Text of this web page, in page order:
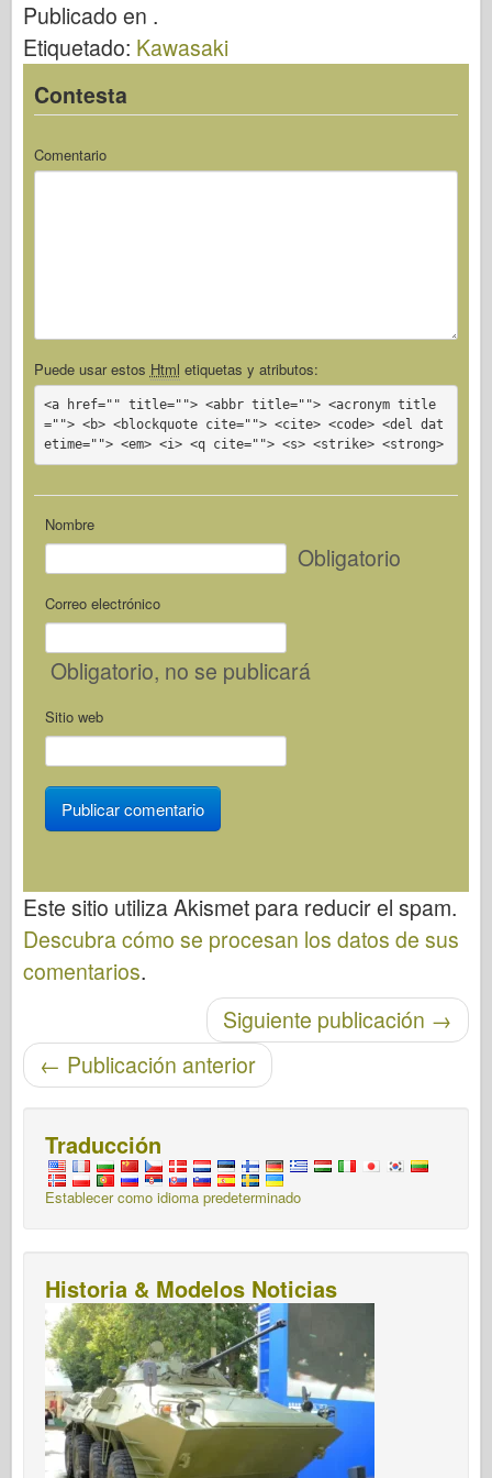
Bronco
Afición cibernética
Dragón
Eduard
Heller
HobbyBoss
Modelos IBG
Icm
Italeri
Leyenda
Modelo Meng
Tamiya
Trompetista
Zvezda
Caminar alrededor
Libros
Contacto
le Journal
Los kits
o
o
k
n
Publicado en .
Etiquetado: Kawasaki
Contesta
Comentario
Puede usar estos Html etiquetas y atributos:
<a href="" title=""> <abbr title=""> <acronym title
=""> <b> <blockquote cite=""> <cite> <code> <del dat
etime=""> <em> <i> <q cite=""> <s> <strike> <strong>
Nombre
Obligatorio
Correo electrónico
Obligatorio, no se publicará
Sitio web
Este sitio utiliza Akismet para reducir el spam.
Descubra cómo se procesan los datos de sus
comentarios.
Siguiente publicación →
← Publicación anterior
Traducción
Establecer como idioma predeterminado
Historia & Modelos Noticias